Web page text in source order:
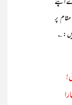
اپنے
پر
: ؎